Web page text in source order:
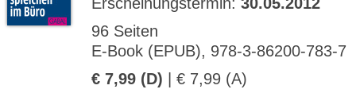
96 Seiten
E-Book (EPUB), 978-3-86200-783-7
€ 7,99 (D) | € 7,99 (A)